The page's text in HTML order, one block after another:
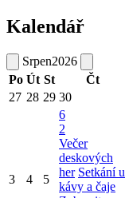
Kalendář
Srpen2026
Po Út St Čt
27 28 29 30
3 4 5
6
2
Večer
deskových
her Setkání u
kávy a čaje